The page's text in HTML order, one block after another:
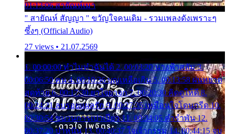
01:13:06 สายัณห์เมา
" สายัณห์ สัญญา " ขวัญใจคนเดิม - รวมเพลงดังเพราะๆ
ซึ้งๆ (Official Audio)
27 views • 21.07.2569
1. 00:00:00 ทำไมทำฉันได้ 2. 00:03:20 นางฟ้าสลัม 3.
00:06:50 คน 4. 00:10:36 บุญเหลือเกิน 5. 00:13:58 ฝนหยาด
สุดท้าย 6. 00:17:30 ยาใจยาจก 7. 00:20:30 คิดดูให้ดี 8.
00:24:21 ลบรอยแผลรัก 9. 00:27:35 เหมือนใจโดนกรีด 10.
00:30:54 ขบวนการเปาเปียว 11. 00:34:05 คำรำพัน 12.
00:37:20 ปาหนัน 13. 00:40:37 ใจเจ้ากรรม 14. 00:44:15 จูบ